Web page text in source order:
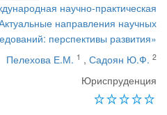
научно-практическая
направления научных
перспективы развития»
Пелехова Е.М. 1 , Садоян Ю.Ф. 2
Юриспруденция